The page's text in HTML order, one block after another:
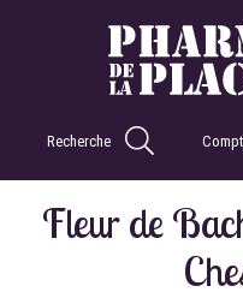
Recherche
Fleur de